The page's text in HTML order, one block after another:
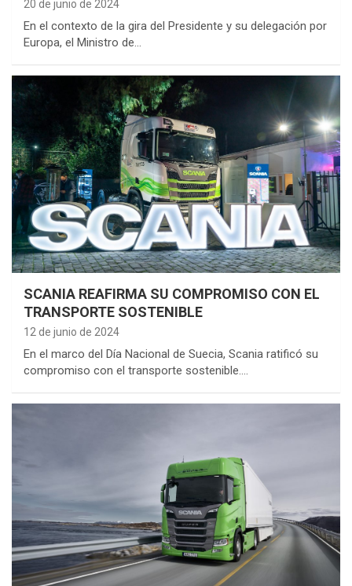
20 de junio de 2024
En el contexto de la gira del Presidente y su delegación por
Europa, el Ministro de…
SCANIA REAFIRMA SU COMPROMISO CON EL
TRANSPORTE SOSTENIBLE
12 de junio de 2024
En el marco del Día Nacional de Suecia, Scania ratificó su
compromiso con el transporte sostenible.…